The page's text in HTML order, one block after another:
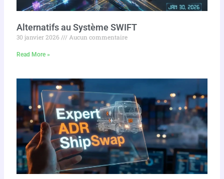
Alternatifs au Système SWIFT
30 janvier 2026 Aucun commentaire
Read More »